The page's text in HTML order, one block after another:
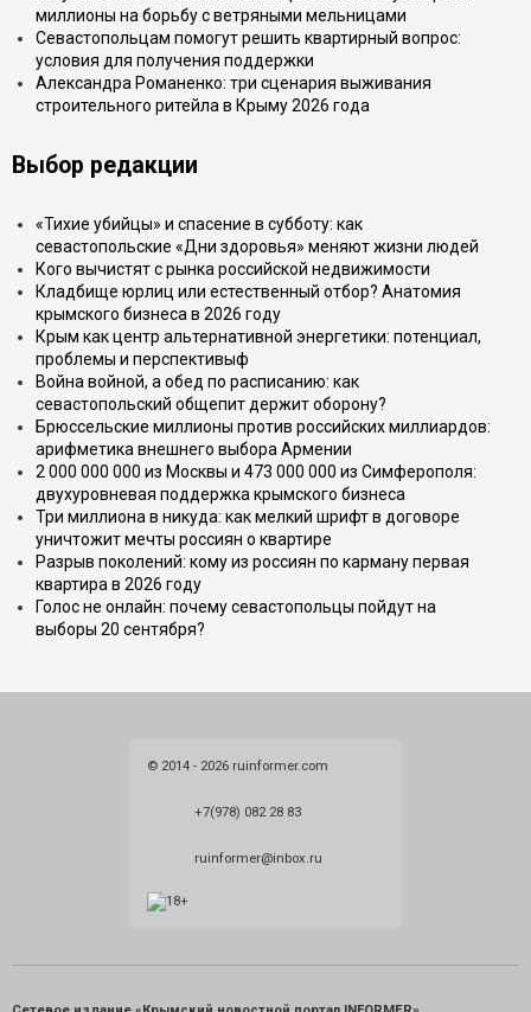
миллионы на борьбу с ветряными мельницами
Севастопольцам помогут решить квартирный вопрос:
условия для получения поддержки
Александра Романенко: три сценария выживания
строительного ритейла в Крыму 2026 года
Выбор редакции
«Тихие убийцы» и спасение в субботу: как
севастопольские «Дни здоровья» меняют жизни людей
Кого вычистят с рынка российской недвижимости
Кладбище юрлиц или естественный отбор? Анатомия
крымского бизнеса в 2026 году
Крым как центр альтернативной энергетики: потенциал,
проблемы и перспективыф
Война войной, а обед по расписанию: как
севастопольский общепит держит оборону?
Брюссельские миллионы против российских миллиардов:
арифметика внешнего выбора Армении
2 000 000 000 из Москвы и 473 000 000 из Симферополя:
двухуровневая поддержка крымского бизнеса
Три миллиона в никуда: как мелкий шрифт в договоре
уничтожит мечты россиян о квартире
Разрыв поколений: кому из россиян по карману первая
квартира в 2026 году
Голос не онлайн: почему севастопольцы пойдут на
выборы 20 сентября?
© 2014 - 2026 ruinformer.com
+7(978) 082 28 83
ruinformer@inbox.ru